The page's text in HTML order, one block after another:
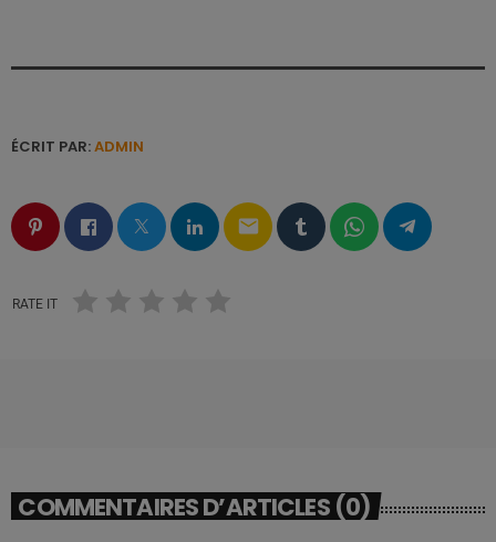
ÉCRIT PAR:ADMIN
email
RATE IT
COMMENTAIRES D’ARTICLES (0)